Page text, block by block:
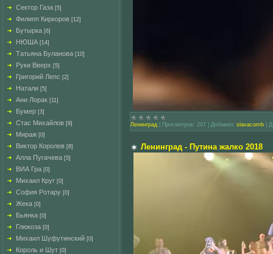
Сектор Газа [5]
Филипп Киркоров [12]
Бутырка [6]
НЮША [14]
Татьяна Буланова [10]
Руки Вверх [5]
Григорий Лепс [2]
Натали [5]
Ани Лорак [11]
Бумер [3]
Стас Михайлов [9]
Мираж [0]
Виктор Королев [8]
Алла Пугачева [5]
ВИА Гра [0]
Михаил Круг [0]
София Ротару [0]
Жека [0]
Бьянка [0]
Глюкоза [0]
Михаил Шуфутинский [0]
Король и Шут [0]
Ленинград Просмотров: 207 Добавил: slavacomb
Ленинград - Путина жалко 2018